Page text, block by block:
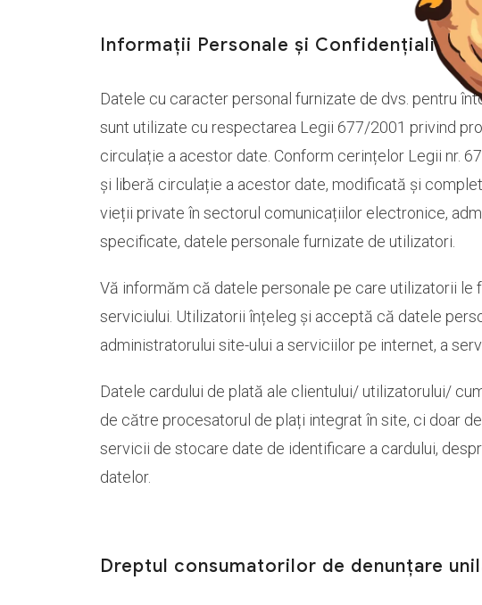
Informații Personale și Confidențialitate
Datele cu caracter personal furnizate de dvs. pentru
sunt utilizate cu respectarea Legii 677/2001 privind
circulație a acestor date. Conform cerințelor Legii nr.
și liberă circulație a acestor date, modificată și
vieții private în sectorul comunicațiilor electronice,
specificate, datele personale furnizate de utilizatori.
Vă informăm că datele personale pe care utilizatorii
serviciului. Utilizatorii înțeleg și acceptă că datele
administratorului site-ului a serviciilor pe internet, a
Datele cardului de plată ale clientului/ utilizatorului/
de către procesatorul de plați integrat în site, ci doar
servicii de stocare date de identificare a cardului,
datelor.
Dreptul consumatorilor de denunțare